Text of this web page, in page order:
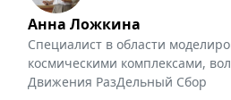
Анна Ложкина
Специалист в области
космическими комплексами,
Движения РазДельный Сбор